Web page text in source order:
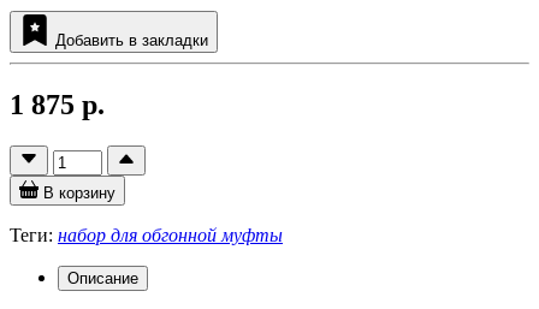
Добавить в закладки
1 875 р.
В корзину
Теги: набор для обгонной муфты
Описание